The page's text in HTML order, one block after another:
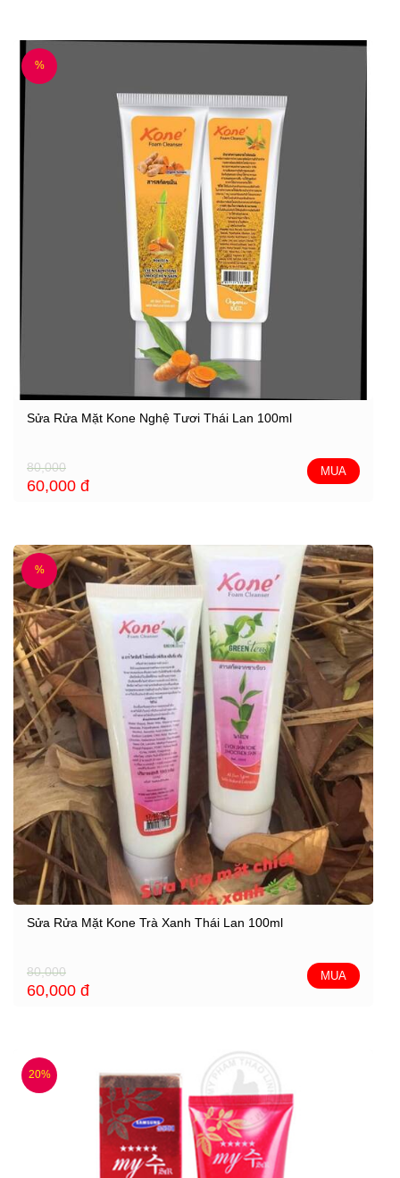
%
Sửa Rửa Mặt Kone Nghệ Tươi Thái Lan 100ml
80,000
60,000 đ
MUA
%
Sửa Rửa Mặt Kone Trà Xanh Thái Lan 100ml
80,000
60,000 đ
MUA
20%